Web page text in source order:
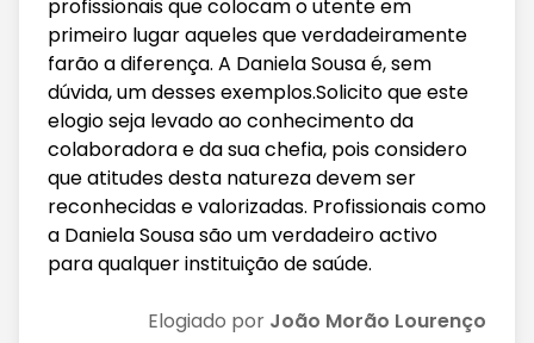
profissionais que colocam o utente em
primeiro lugar aqueles que verdadeiramente
farão a diferença. A Daniela Sousa é, sem
dúvida, um desses exemplos.Solicito que este
elogio seja levado ao conhecimento da
colaboradora e da sua chefia, pois considero
que atitudes desta natureza devem ser
reconhecidas e valorizadas. Profissionais como
a Daniela Sousa são um verdadeiro activo
para qualquer instituição de saúde.
Elogiado por João Morão Lourenço